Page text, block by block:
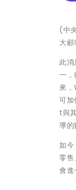
(中
大
此
一
來
可
t與
導的
如
零
會進